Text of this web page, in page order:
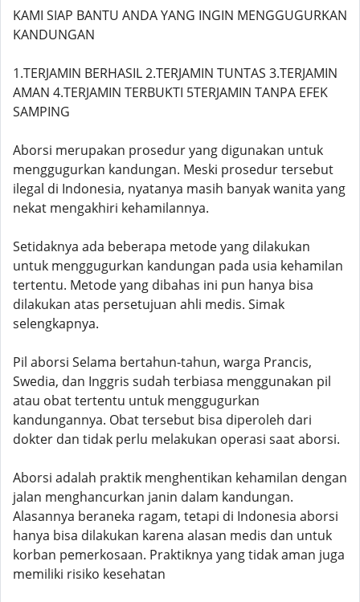
KAMI SIAP BANTU ANDA YANG INGIN MENGGUGURKAN
KANDUNGAN
1.TERJAMIN BERHASIL 2.TERJAMIN TUNTAS 3.TERJAMIN
AMAN 4.TERJAMIN TERBUKTI 5TERJAMIN TANPA EFEK
SAMPING
Aborsi merupakan prosedur yang digunakan untuk
menggugurkan kandungan. Meski prosedur tersebut
ilegal di Indonesia, nyatanya masih banyak wanita yang
nekat mengakhiri kehamilannya.
Setidaknya ada beberapa metode yang dilakukan
untuk menggugurkan kandungan pada usia kehamilan
tertentu. Metode yang dibahas ini pun hanya bisa
dilakukan atas persetujuan ahli medis. Simak
selengkapnya.
Pil aborsi Selama bertahun-tahun, warga Prancis,
Swedia, dan Inggris sudah terbiasa menggunakan pil
atau obat tertentu untuk menggugurkan
kandungannya. Obat tersebut bisa diperoleh dari
dokter dan tidak perlu melakukan operasi saat aborsi.
Aborsi adalah praktik menghentikan kehamilan dengan
jalan menghancurkan janin dalam kandungan.
Alasannya beraneka ragam, tetapi di Indonesia aborsi
hanya bisa dilakukan karena alasan medis dan untuk
korban pemerkosaan. Praktiknya yang tidak aman juga
memiliki risiko kesehatan